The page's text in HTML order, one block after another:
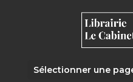
Sélectionner une